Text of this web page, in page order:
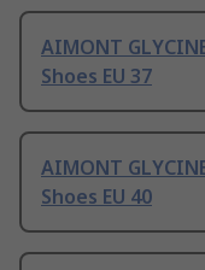
AIMONT
Shoes EU 37
AIMONT
Shoes EU 40